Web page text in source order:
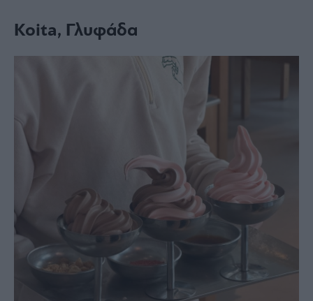
Koita, Γλυφάδα